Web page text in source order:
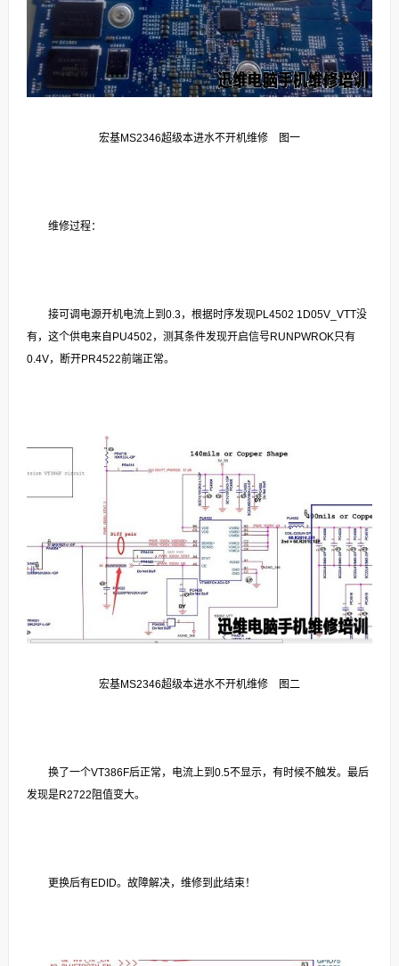
宏基MS2346超级本进水不开机维修 图一
维修过程：
接可调电源开机电流上到0.3，根据时序发现PL4502 1D05V_VTT没
有，这个供电来自PU4502，测其条件发现开启信号RUNPWROK只有
0.4V，断开PR4522前端正常。
宏基MS2346超级本进水不开机维修 图二
换了一个VT386F后正常，电流上到0.5不显示，有时候不触发。最后
发现是R2722阻值变大。
更换后有EDID。故障解决，维修到此结束！